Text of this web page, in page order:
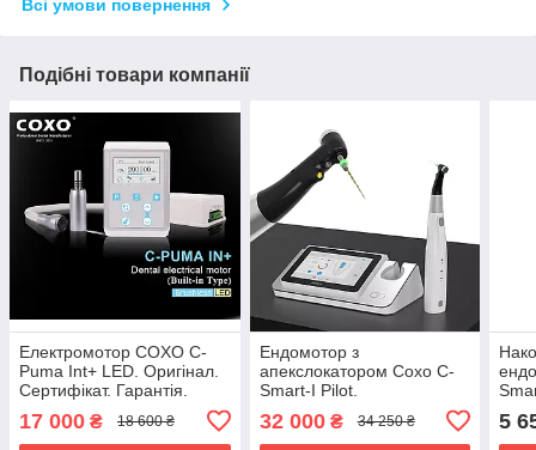
Всі умови повернення
Подібні товари компанії
Електромотор COXO C-
Puma Int+ LED. Оригінал.
Сертифікат. Гарантія.
17 000 ₴ 18 600 ₴
Ендомотор з
апекслокатором Coxo C-
Smart-I Pilot.
Сертифікований в Україні.
Гарантія! Офіційний!
32 000₴ 34 250 ₴ 5